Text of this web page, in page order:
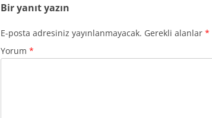
Bir yanıt yazın
E-posta adresiniz yayınlanmayacak. Gerekli alanlar *
Yorum *